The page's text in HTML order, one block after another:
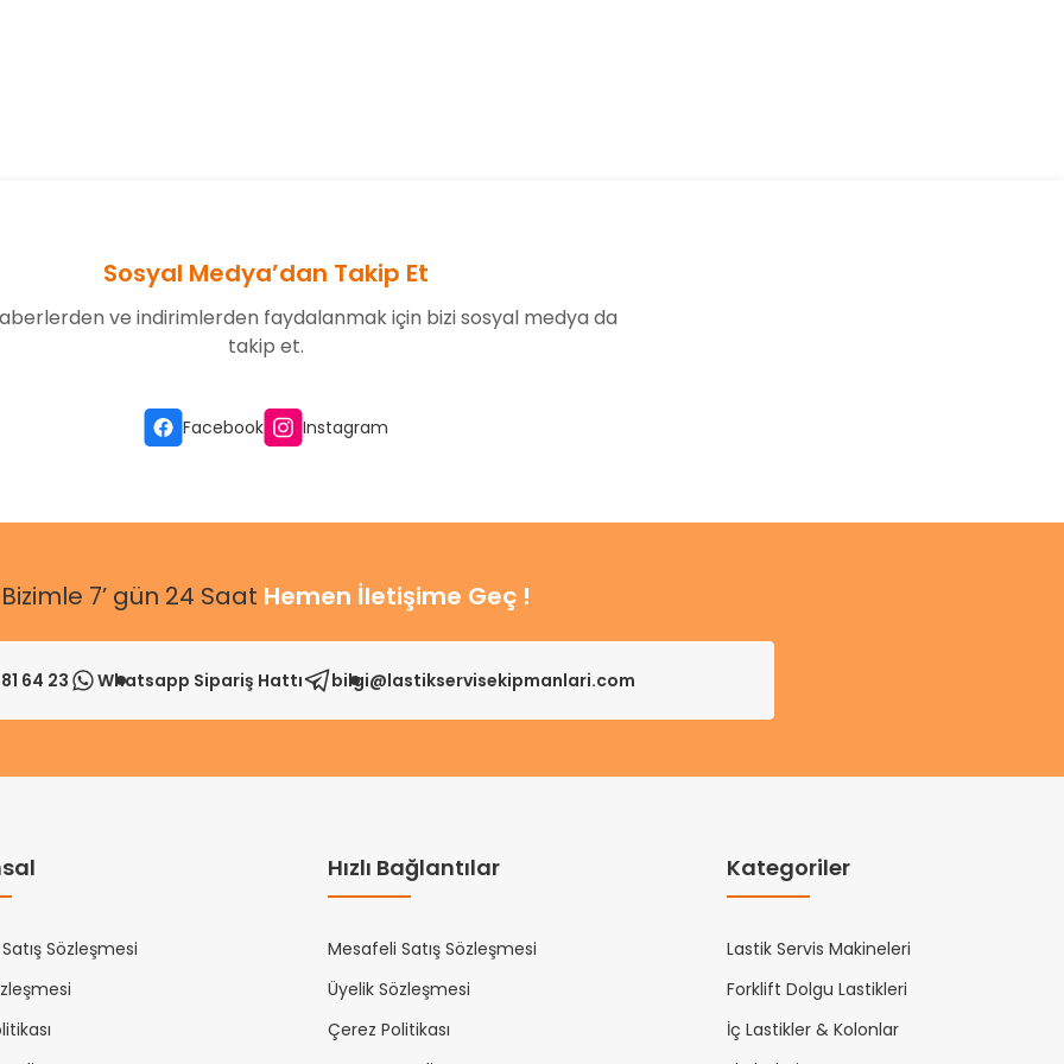
Gönder
Sosyal Medya’dan Takip Et
ve indirimlerden faydalanmak için bizi sosyal medya da
takip et.
Facebook Instagram
Bizimle 7’ gün 24 Saat Hemen İletişime Geç !
64 23 Whatsapp Sipariş Hattı bilgi@lastikservisekipmanlari.com
Sözleşmesi
Hızlı Bağlantılar
Mesafeli Satış Sözleşmesi
Üyelik Sözleşmesi
Çerez Politikası
Kategoriler
Lastik Servis Makineleri
Forklift Dolgu Lastikleri
İç Lastikler & Kolonlar